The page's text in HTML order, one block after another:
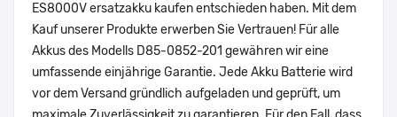
ES8000V ersatzakku kaufen entschieden haben. Mit dem
Kauf unserer Produkte erwerben Sie Vertrauen! Für alle
Akkus des Modells D85-0852-201 gewähren wir eine
umfassende einjährige Garantie. Jede Akku Batterie wird
vor dem Versand gründlich aufgeladen und geprüft, um